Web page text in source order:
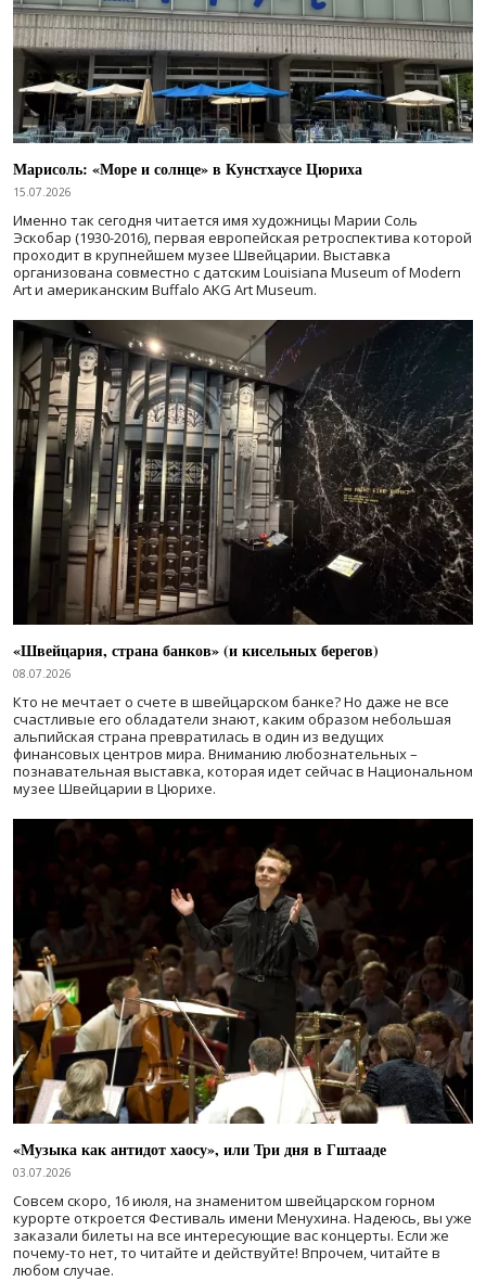
Марисоль: «Море и солнце» в Кунстхаусе Цюриха
15.07.2026
Именно так сегодня читается имя художницы Марии Соль
Эскобар (1930-2016), первая европейская ретроспектива которой
проходит в крупнейшем музее Швейцарии. Выставка
организована совместно с датским Louisiana Museum of Modern
Art и американским Buffalo AKG Art Museum.
«Швейцария, страна банков» (и кисельных берегов)
08.07.2026
Кто не мечтает о счете в швейцарском банке? Но даже не все
счастливые его обладатели знают, каким образом небольшая
альпийская страна превратилась в один из ведущих
финансовых центров мира. Вниманию любознательных –
познавательная выставка, которая идет сейчас в Национальном
музее Швейцарии в Цюрихе.
«Музыка как антидот хаосу», или Три дня в Гштааде
03.07.2026
Совсем скоро, 16 июля, на знаменитом швейцарском горном
курорте откроется Фестиваль имени Менухина. Надеюсь, вы уже
заказали билеты на все интересующие вас концерты. Если же
почему-то нет, то читайте и действуйте! Впрочем, читайте в
любом случае.